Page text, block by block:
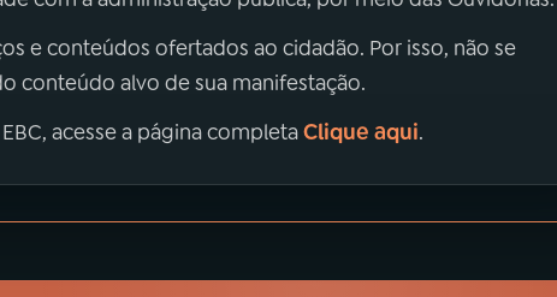
e conteúdos ofertados ao cidadão. Por isso, não se
conteúdo alvo de sua manifestação.
acesse a página completaClique aqui.